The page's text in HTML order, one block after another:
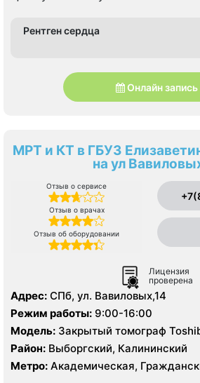
Рентген сердца
Онлайн запись
МРТ и КТ в ГБУЗ
на ул
Отзыв о сервисе
Отзыв о врачах
Отзыв об оборудовании
Лицензия
проверена
Адрес: СПб, ул. Вавиловых,14
Режим работы: 9:00-16:00
Модель: Закрытый томограф
Atlas X 1.5 Тесла, КТ Toshiba
Toshiba Aquillion 16 срезов
Район: Выборгский, Калининский
Метро: Академическая,